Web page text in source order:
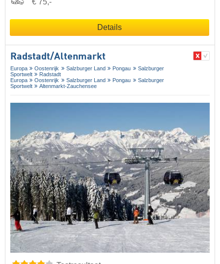
Details
Radstadt/​Altenmarkt
Europa Oostenrijk Salzburger Land Pongau
Salzburger
Sportwelt
Radstadt
Europa
Oostenrijk Salzburger Land Pongau
Salzburger
Sportwelt
Altenmarkt-Zauchensee